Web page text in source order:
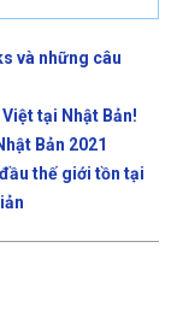
và những câu
tại Nhật Bản!
Bản 2021
thế giới tồn tại